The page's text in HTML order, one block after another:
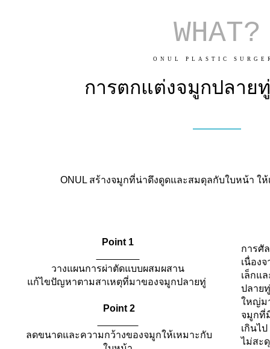
WHAT?
ONUL PLASTIC
การตกแต่งจมูกปลาย
ONUL สร้างจมูกที่น่าดึงดูดและสมดุลกับใบหน้า ใ
Point 1
วางแผนการผ่าตัดแบบผสมผสาน
แก้ไขปัญหาตามสาเหตุที่มาของจมูกปลายทู่
Point 2
ลดขนาดและความกว้างของจมูกให้เหมาะกับ
การศั
เนื่อง
เล็กแ
ปลาย
ใหญ่ม
จมูกที่
เกินไ
ไม่สะ